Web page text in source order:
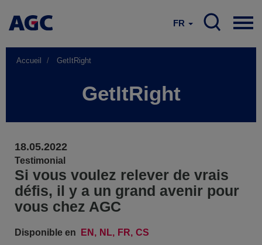
FR
Accueil GetItRight
GetItRight
18.05.2022
Testimonial
Si vous voulez relever de vrais
défis, il y a un grand avenir pour
vous chez AGC
Disponible en EN NL FR CS